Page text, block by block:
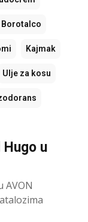
Borotalco
Kajmak
Ulje za kosu
u
AVON